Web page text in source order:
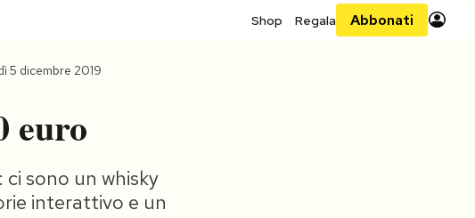
Shop Regala Abbonati
5 dicembre 2019
euro
ci sono un whisky
interattivo e un